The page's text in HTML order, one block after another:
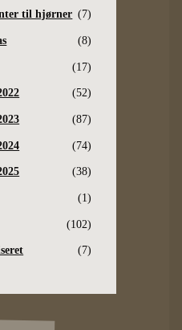
til hjørner (7)
(8)
(17)
(52)
(87)
(74)
(38)
(1)
(102)
(7)